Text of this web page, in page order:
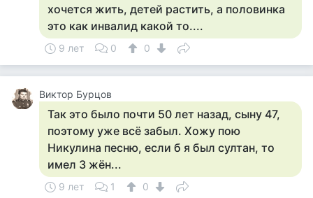
хочется жить, детей растить, а половинка
это как инвалид какой то....
9 лет 0 0
Виктор Бурцов
Так это было почти 50 лет назад, сыну 47,
поэтому уже всё забыл. Хожу пою
Никулина песню, если б я был султан, то
имел 3 жён...
9 лет 1
0